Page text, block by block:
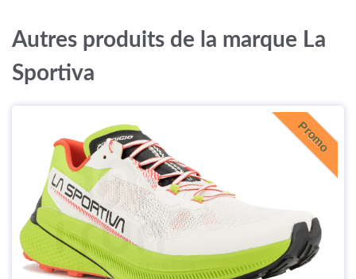
Autres produits de la marque La
Sportiva
Promo